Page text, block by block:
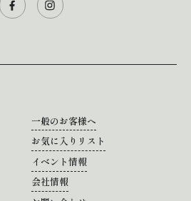
一般のお客様へ
お気に入りリスト
イベント情報
会社情報